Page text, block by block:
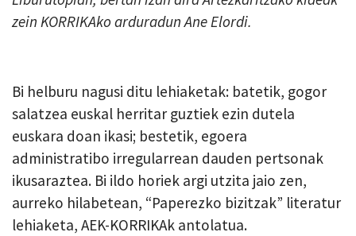
zein KORRIKAko arduradun Ane Elordi.
Bi helburu nagusi ditu lehiaketak: batetik, gogor
salatzea euskal herritar guztiek ezin dutela
euskara doan ikasi; bestetik, egoera
administratibo irregularrean dauden pertsonak
ikusaraztea. Bi ildo horiek argi utzita jaio zen,
aurreko hilabetean, “Paperezko bizitzak” literatur
lehiaketa, AEK-KORRIKAk antolatua.